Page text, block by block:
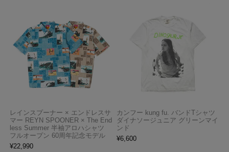
レインスプーナー × エンドレスサ
マー REYN SPOONER × The End
less Summer 半袖アロハシャツ
フルオープン 60周年記念モデル
¥22,990
カンフー kung fu. バンドTシャツ
ダイナソージュニア グリーンマイ
ンド
¥6,600